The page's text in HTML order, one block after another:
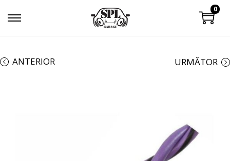
0
ANTERIOR URMĂTOR